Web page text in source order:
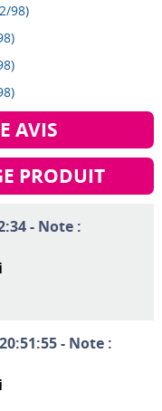
98)
AVIS
PRODUIT
- Note :
- Note :